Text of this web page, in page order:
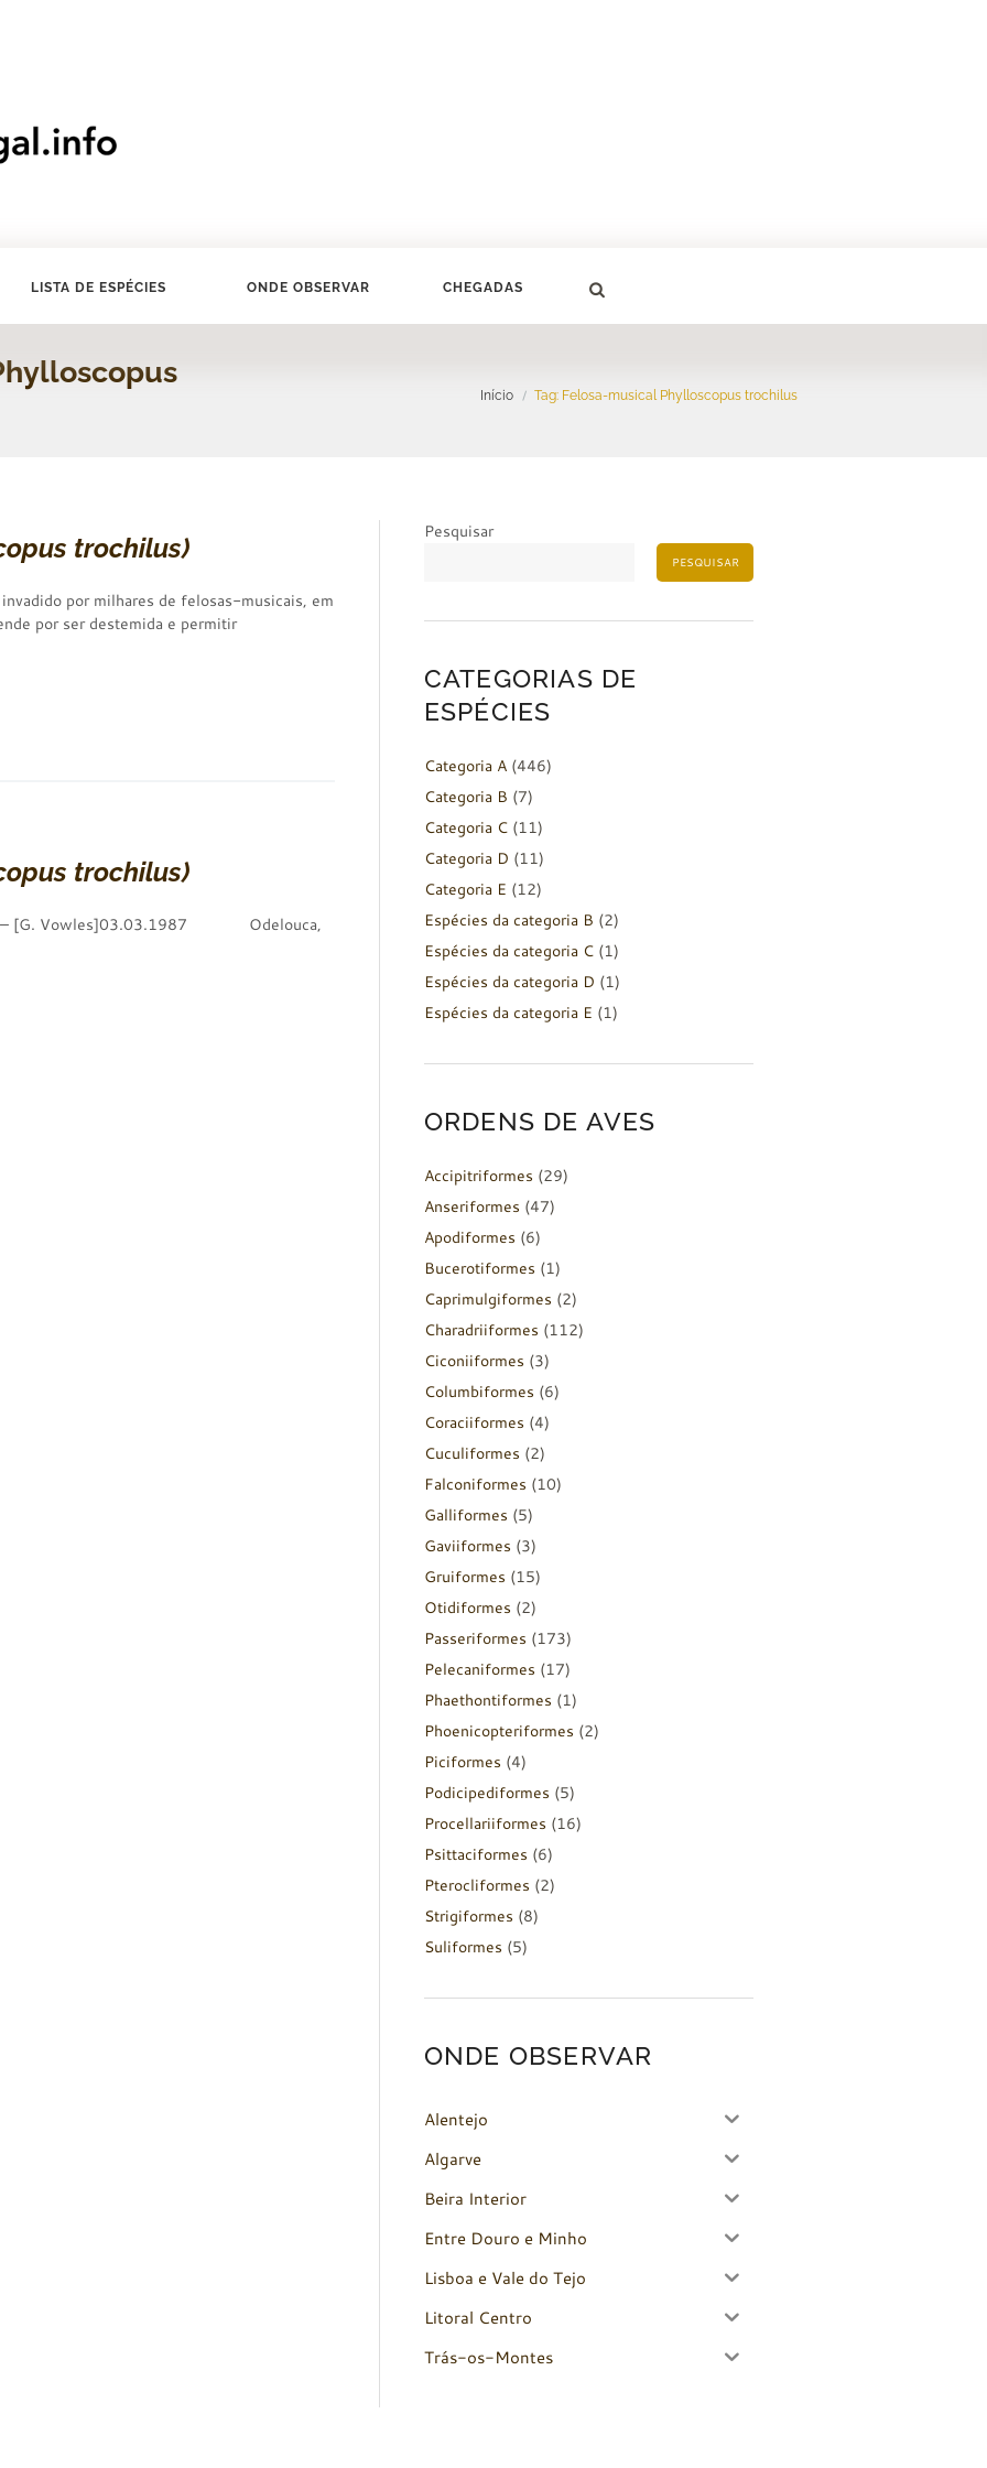
LISTA DE ESPÉCIES ONDE OBSERVAR CHEGADAS
Início Tag: Felosa-musical Phylloscopus trochilus
trochilus)
por milhares de felosas-musicais, em
por ser destemida e permitir
trochilus)
[G. Vowles]03.03.1987 Odelouca,
Pesquisar
PESQUISAR
CATEGORIAS DE
ESPÉCIES
Categoria A(446)
Categoria B (7)
Categoria C(11)
Categoria D (11)
Categoria E (12)
Espécies da categoria B (2)
Espécies da categoria C(1)
Espécies da categoria D (1)
Espécies da categoria E (1)
ORDENS DE AVES
Accipitriformes (29)
Anseriformes (47)
Apodiformes (6)
Bucerotiformes (1)
Caprimulgiformes (2)
Charadriiformes (112)
Ciconiiformes (3)
Columbiformes (6)
Coraciiformes (4)
Cuculiformes (2)
Falconiformes (10)
Galliformes (5)
Gaviiformes (3)
Gruiformes (15)
Otidiformes (2)
Passeriformes (173)
Pelecaniformes (17)
Phaethontiformes (1)
Phoenicopteriformes (2)
Piciformes (4)
Podicipediformes (5)
Procellariiformes (16)
Psittaciformes (6)
Pterocliformes (2)
Strigiformes (8)
Suliformes (5)
ONDE OBSERVAR
Alentejo
Algarve
Beira Interior
Entre Douro e Minho
Lisboa e Vale do Tejo
Litoral Centro
Trás-os-Montes